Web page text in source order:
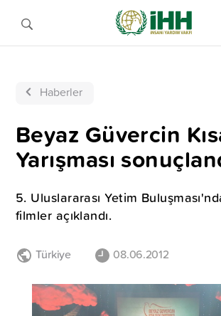
Haberler
Beyaz Güvercin
Yarışması
5. Uluslararası Yetim
filmler açıklandı.
Türkiye 08.06.2012